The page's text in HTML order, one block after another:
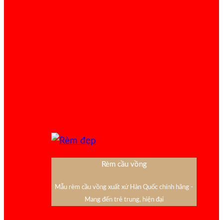
Rèm cầu vồng
Mẫu rèm cầu vồng xuất xứ Hàn Quốc chính hãng -
Mang đến trẻ trung, hiện đại